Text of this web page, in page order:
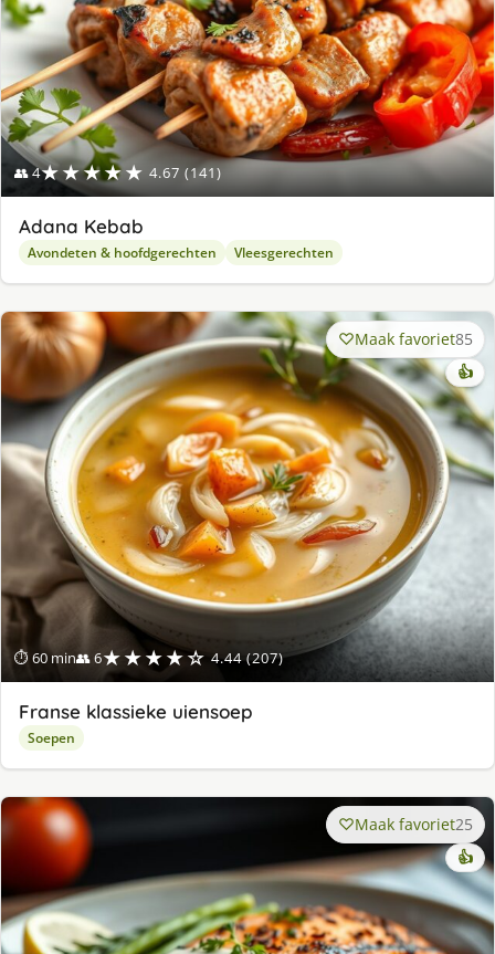
👥 4★★★★★ 4.67 (141)
Adana Kebab
Avondeten & hoofdgerechten Vleesgerechten
⏱ 60 min👥 6★★★★☆ 4.44 (207)
Maak favoriet85
👍
Franse klassieke uiensoep
Soepen
Maak favoriet25
👍